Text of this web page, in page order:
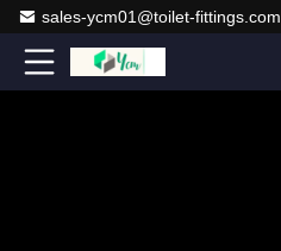
sales-ycm01@toilet-fittings.com